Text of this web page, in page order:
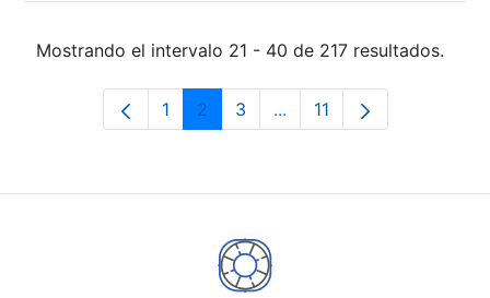
Mostrando el intervalo 21 - 40 de 217 resultados.
Página
1 Página
2 Página
3 ...Páginas intermedias Use
Página
11